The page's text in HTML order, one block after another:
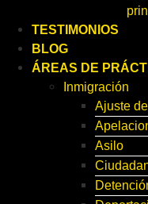
TESTIMONIOS
BLOG
ÁREAS DE
Inmigración
Ajuste
Asilo